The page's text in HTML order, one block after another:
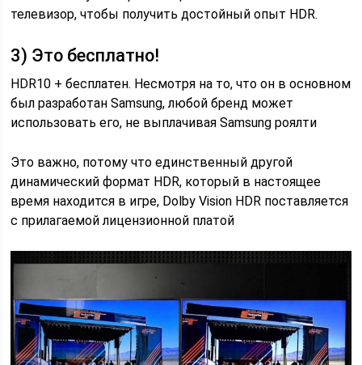
телевизор, чтобы получить достойный опыт HDR.
3) Это бесплатно!
HDR10 + бесплатен. Несмотря на то, что он в основном
был разработан Samsung, любой бренд может
использовать его, не выплачивая Samsung роялти
Это важно, потому что единственный другой
динамический формат HDR, который в настоящее
время находится в игре, Dolby Vision HDR поставляется
с прилагаемой лицензионной платой